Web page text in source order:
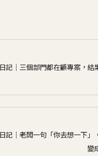
記｜三個部門都在顧專案，結
記｜老闆一句「你去想一下」
變